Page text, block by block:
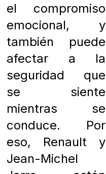
el compromiso
emocional, y
también puede
afectar a la
seguridad que
se siente
mientras se
conduce. Por
eso, Renault y
Jean-Michel